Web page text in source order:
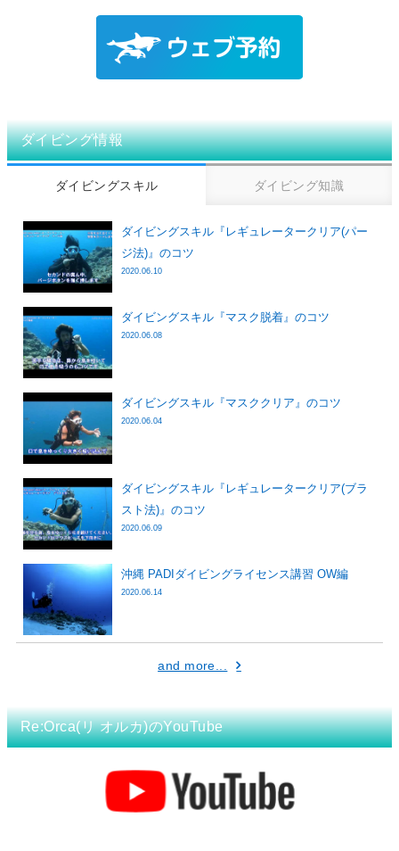
ダイビング情報
ダイビングスキル ダイビング知識
ダイビングスキル『レギュレータークリア(パー
ジ法)』のコツ
2020.06.10
ダイビングスキル『マスク脱着』のコツ
2020.06.08
ダイビングスキル『マスククリア』のコツ
2020.06.04
ダイビングスキル『レギュレータークリア(ブラ
スト法)』のコツ
2020.06.09
沖縄 PADIダイビングライセンス講習 OW編
2020.06.14
and more...
Re:Orca(リ オルカ)のYouTube